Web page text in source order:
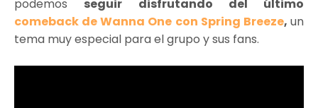
podemos seguir disfrutando del último
comeback de Wanna One con Spring Breeze,un
tema muy especial para el grupo y sus fans.